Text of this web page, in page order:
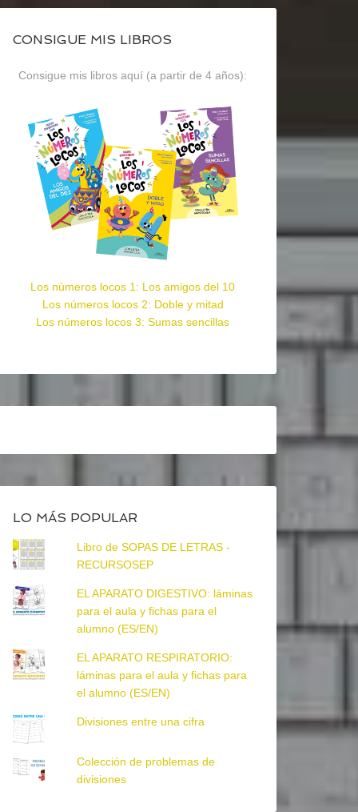
CONSIGUE MIS LIBROS
Consigue mis libros aquí (a partir de 4 años):
Los números locos 1: Los amigos del 10
Los números locos 2: Doble y mitad
Los números locos 3: Sumas sencillas
LO MÁS POPULAR
Libro de SOPAS DE LETRAS -
RECURSOSEP
EL APARATO DIGESTIVO: láminas
para el aula y fichas para el
alumno (ES/EN)
EL APARATO RESPIRATORIO:
láminas para el aula y fichas para
el alumno (ES/EN)
Divisiones entre una cifra
Colección de problemas de
divisiones